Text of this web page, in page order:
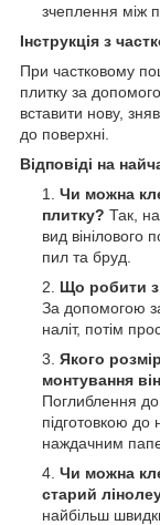
зчеплення між
Інструкція з
При частковому
плитку за
вставити нову,
до поверхні.
Відповіді на
Чи можна
плитку? Так,
вид вінілового
пил та бруд.
Що робити з
За допомогою
наліт, потім
Якого
монтування
Поглиблення
підготовкою до
наждачним
Чи можна
старий
найбільш